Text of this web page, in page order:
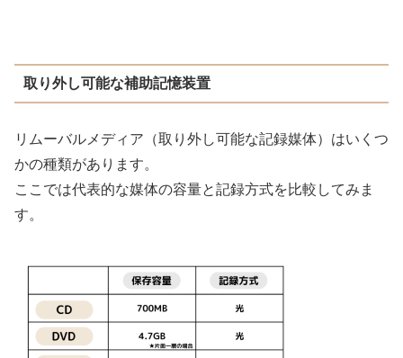
取り外し可能な補助記憶装置
リムーバルメディア（取り外し可能な記録媒体）はいくつ
かの種類があります。
ここでは代表的な媒体の容量と記録方式を比較してみま
す。